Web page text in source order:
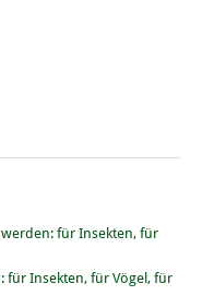
werden: für Insekten, für
für Insekten, für Vögel, für